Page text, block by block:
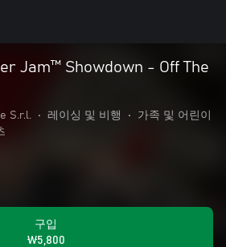
Jam™ Showdown - Off The
S.r.l. • 레이싱 및 비행 •
가족 및 어린이
구입
₩5,800